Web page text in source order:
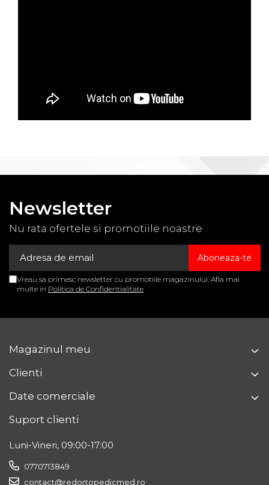
Newsletter
Nu rata ofertele si promotiile noastre
Vreau sa primesc newsletter cu promotiile magazinului. Afla mai
multe in Politica de Confidentialitate
Magazinul meu
Clienti
Date comerciale
Suport clienti
Luni-Vineri, 09:00-17:00
0770713849
contact@redortopedicmed.ro